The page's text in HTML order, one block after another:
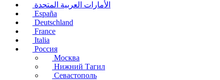
الأمارات العربية المتحدة
España
Deutschland
France
Italia
Россия
Москва
Нижний Тагил
Севастополь